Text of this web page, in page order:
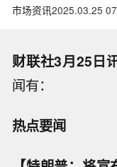
市场资讯2025.03.25
财联社3月25日
闻有：
热点要闻